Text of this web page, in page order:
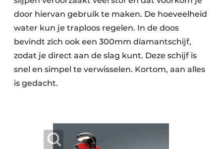
door hiervan gebruik te maken. De hoeveelheid
water kun je traploos regelen. In de doos
bevindt zich ook een 300mm diamantschijf,
zodat je direct aan de slag kunt. Deze schijf is
snel en simpel te verwisselen. Kortom, aan alles
is gedacht.